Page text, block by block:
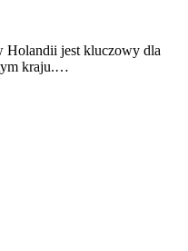
Holandii jest kluczowy dla
kraju.…